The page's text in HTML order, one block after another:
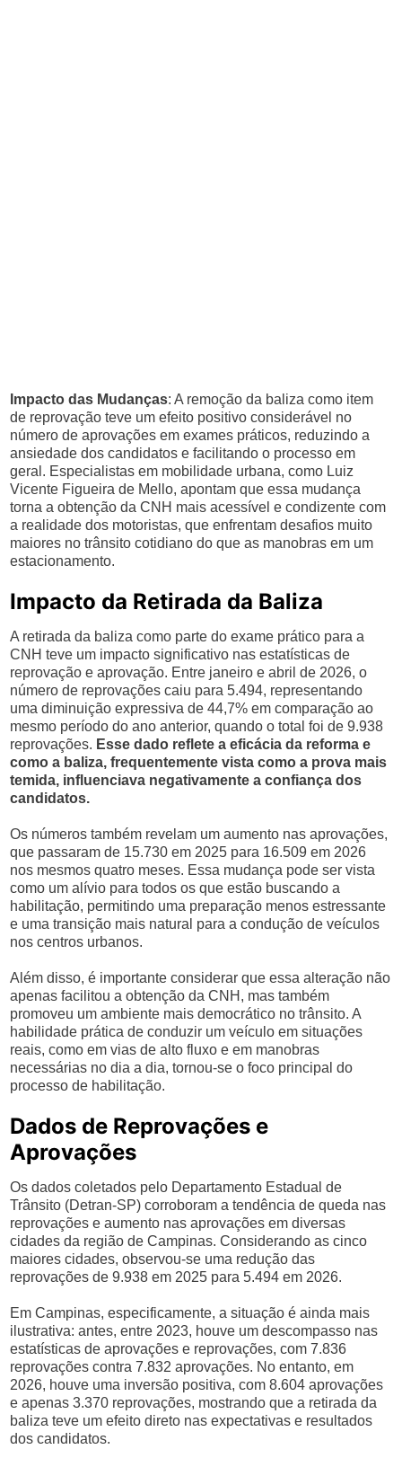
Impacto das Mudanças: A remoção da baliza como item
de reprovação teve um efeito positivo considerável no
número de aprovações em exames práticos, reduzindo a
ansiedade dos candidatos e facilitando o processo em
geral. Especialistas em mobilidade urbana, como Luiz
Vicente Figueira de Mello, apontam que essa mudança
torna a obtenção da CNH mais acessível e condizente com
a realidade dos motoristas, que enfrentam desafios muito
maiores no trânsito cotidiano do que as manobras em um
estacionamento.
Impacto da Retirada da Baliza
A retirada da baliza como parte do exame prático para a
CNH teve um impacto significativo nas estatísticas de
reprovação e aprovação. Entre janeiro e abril de 2026, o
número de reprovações caiu para 5.494, representando
uma diminuição expressiva de 44,7% em comparação ao
mesmo período do ano anterior, quando o total foi de 9.938
reprovações. Esse dado reflete a eficácia da reforma e
como a baliza, frequentemente vista como a prova mais
temida, influenciava negativamente a confiança dos
candidatos.
Os números também revelam um aumento nas aprovações,
que passaram de 15.730 em 2025 para 16.509 em 2026
nos mesmos quatro meses. Essa mudança pode ser vista
como um alívio para todos os que estão buscando a
habilitação, permitindo uma preparação menos estressante
e uma transição mais natural para a condução de veículos
nos centros urbanos.
Além disso, é importante considerar que essa alteração não
apenas facilitou a obtenção da CNH, mas também
promoveu um ambiente mais democrático no trânsito. A
habilidade prática de conduzir um veículo em situações
reais, como em vias de alto fluxo e em manobras
necessárias no dia a dia, tornou-se o foco principal do
processo de habilitação.
Dados de Reprovações e
Aprovações
Os dados coletados pelo Departamento Estadual de
Trânsito (Detran-SP) corroboram a tendência de queda nas
reprovações e aumento nas aprovações em diversas
cidades da região de Campinas. Considerando as cinco
maiores cidades, observou-se uma redução das
reprovações de 9.938 em 2025 para 5.494 em 2026.
Em Campinas, especificamente, a situação é ainda mais
ilustrativa: antes, entre 2023, houve um descompasso nas
estatísticas de aprovações e reprovações, com 7.836
reprovações contra 7.832 aprovações. No entanto, em
2026, houve uma inversão positiva, com 8.604 aprovações
e apenas 3.370 reprovações, mostrando que a retirada da
baliza teve um efeito direto nas expectativas e resultados
dos candidatos.